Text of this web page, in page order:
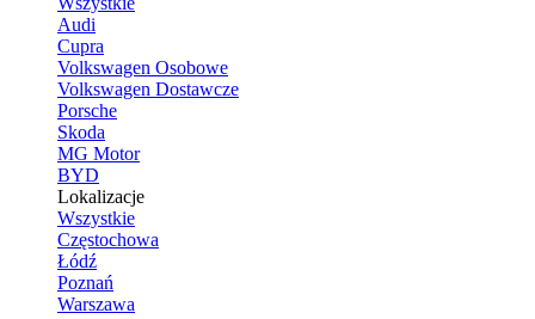
Audi
Cupra
Volkswagen Osobowe
Volkswagen Dostawcze
Porsche
Skoda
MG Motor
BYD
Lokalizacje
Wszystkie
Częstochowa
Łódź
Poznań
Warszawa